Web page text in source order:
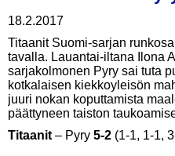
18.2.2017
Titaanit Suomi-sarjan
tavalla. Lauantai-iltana Ilona
sarjakolmonen Pyry sai tuta
kotkalaisen kiekkoyleisön
juuri nokan koputtamista
päättyneen taiston
Titaanit – Pyry 5-2 (1-1, 1-1,